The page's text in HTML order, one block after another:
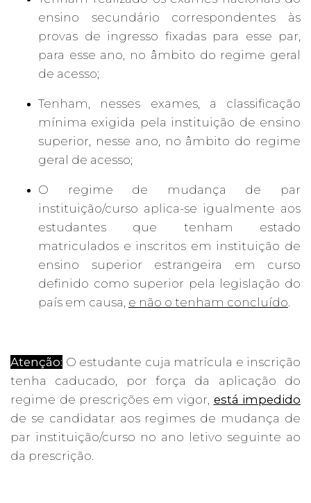
ensino secundário correspondentes às
provas de ingresso fixadas para esse par,
para esse ano, no âmbito do regime geral
de acesso;
Tenham, nesses exames, a classificação
mínima exigida pela instituição de ensino
superior, nesse ano, no âmbito do regime
geral de acesso;
O regime de mudança de par
instituição/curso aplica-se igualmente aos
estudantes que tenham estado
matriculados e inscritos em instituição de
ensino superior estrangeira em curso
definido como superior pela legislação do
país em causa, e não o tenham concluído.
Atenção: O estudante cuja matrícula e inscrição
tenha caducado, por força da aplicação do
regime de prescrições em vigor, está impedido
de se candidatar aos regimes de mudança de
par instituição/curso no ano letivo seguinte ao
da prescrição.